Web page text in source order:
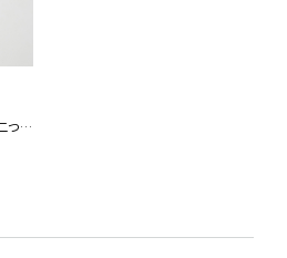
SHOGO SEKINEコラボメール型二つ折り財布